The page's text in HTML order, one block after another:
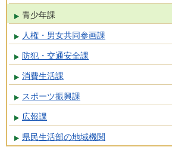
青少年課
人権・男女共同参画課
防犯・交通安全課
消費生活課
スポーツ振興課
広報課
県民生活部の地域機関